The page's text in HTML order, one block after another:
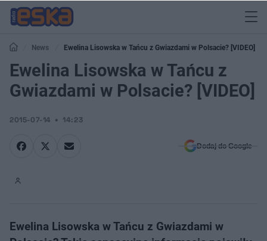
News Ewelina Lisowska w Tańcu z Gwiazdami w Polsacie? [VIDEO]
Ewelina Lisowska w Tańcu z
Gwiazdami w Polsacie? [VIDEO]
2015-07-14 14:23
Dodaj do Google
Ewelina Lisowska w Tańcu z Gwiazdami w